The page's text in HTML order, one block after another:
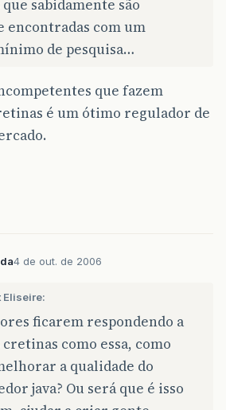
sabidamente são
encontradas com um
de pesquisa…
que fazem
é um ótimo regulador de
4 de out. de 2006
Eliseire:
ficarem respondendo a
como essa, como
a qualidade do
java? Ou será que é isso